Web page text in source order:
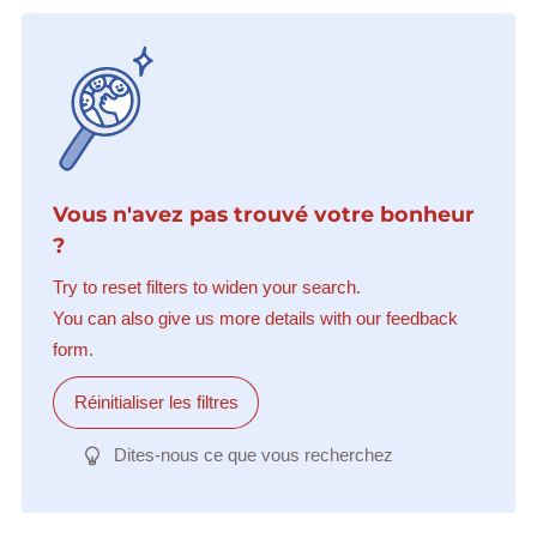
Vous n'avez pas trouvé votre bonheur
?
Try to reset filters to widen your search.
You can also give us more details with our feedback
form.
Réinitialiser les filtres
Dites-nous ce que vous recherchez